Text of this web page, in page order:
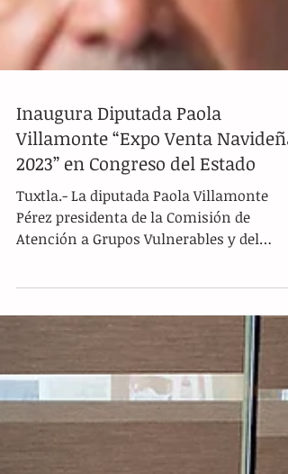
Villamonte “Expo Venta Navideña
2023” en Congreso del Estado
Tuxtla.- La diputada Paola Villamonte
Pérez presidenta de la Comisión de